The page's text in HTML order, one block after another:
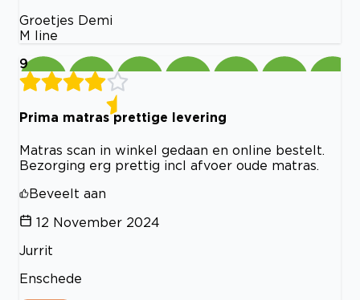
Groetjes Demi
M line
9
Prima matras prettige levering
Matras scan in winkel gedaan en online bestelt.
Bezorging erg prettig incl afvoer oude matras.
Beveelt aan
12 November 2024
Jurrit
Enschede